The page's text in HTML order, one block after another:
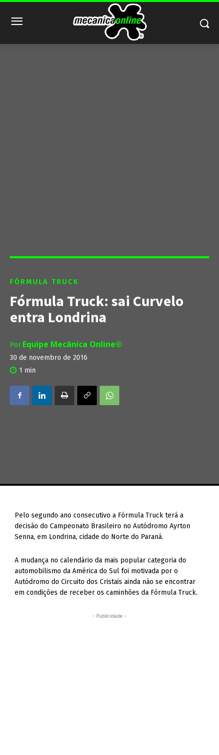
FÓRMULA TRUCK
Fórmula Truck: sai Curvelo
entra Londrina
Por Equipe Mecânica Online®
30 de novembro de 2016
1 min
Pelo segundo ano consecutivo a Fórmula Truck terá a
decisão do Campeonato Brasileiro no Autódromo Ayrton
Senna, em Londrina, cidade do Norte do Paraná.
A mudança no calendário da mais popular categoria do
automobilismo da América do Sul foi motivada por o
Autódromo do Circuito dos Cristais ainda não se encontrar
em condições de receber os caminhões da Fórmula Truck.
- Publicidade -